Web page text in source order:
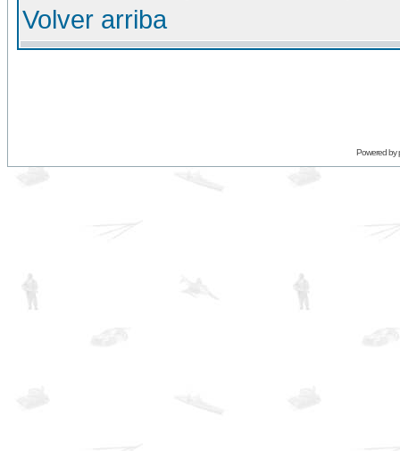
Volver arriba
Powered by